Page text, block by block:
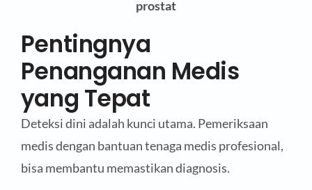
prostat
Pentingnya
Penanganan Medis
yang Tepat
Deteksi dini adalah kunci utama. Pemeriksaan
medis dengan bantuan tenaga medis profesional,
bisa membantu memastikan diagnosis.